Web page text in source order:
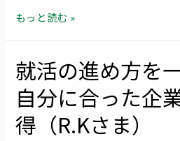
り
数
4
安
打
で
もっと読む »
就活の進め方を
自分に合った企
得（R.Kさま）
就
活
の
進
め